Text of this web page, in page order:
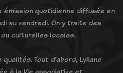
émission quotidienne diffusée en
au vendredi. On y traite des
culturelles locales.
qualités. Tout d'abord, Lyliane